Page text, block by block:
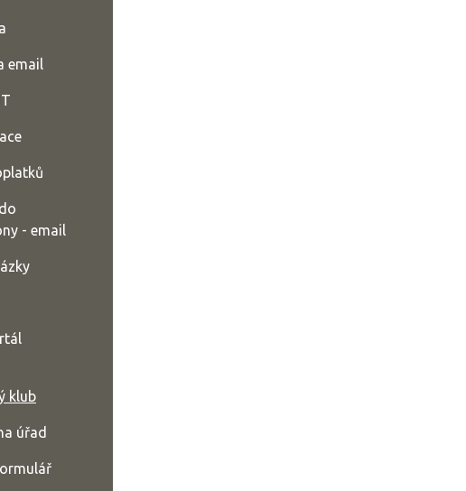
email
- email
klub
úřad